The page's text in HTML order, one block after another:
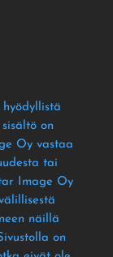
on
Oy vastaa
tai
Image Oy
näillä
on